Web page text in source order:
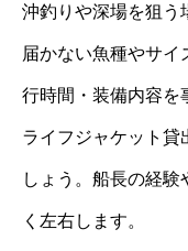
沖釣りや深場を狙う
届かない魚種やサイ
行時間・装備内容を
ライフジャケット貸
しょう。船長の経験
く左右します。